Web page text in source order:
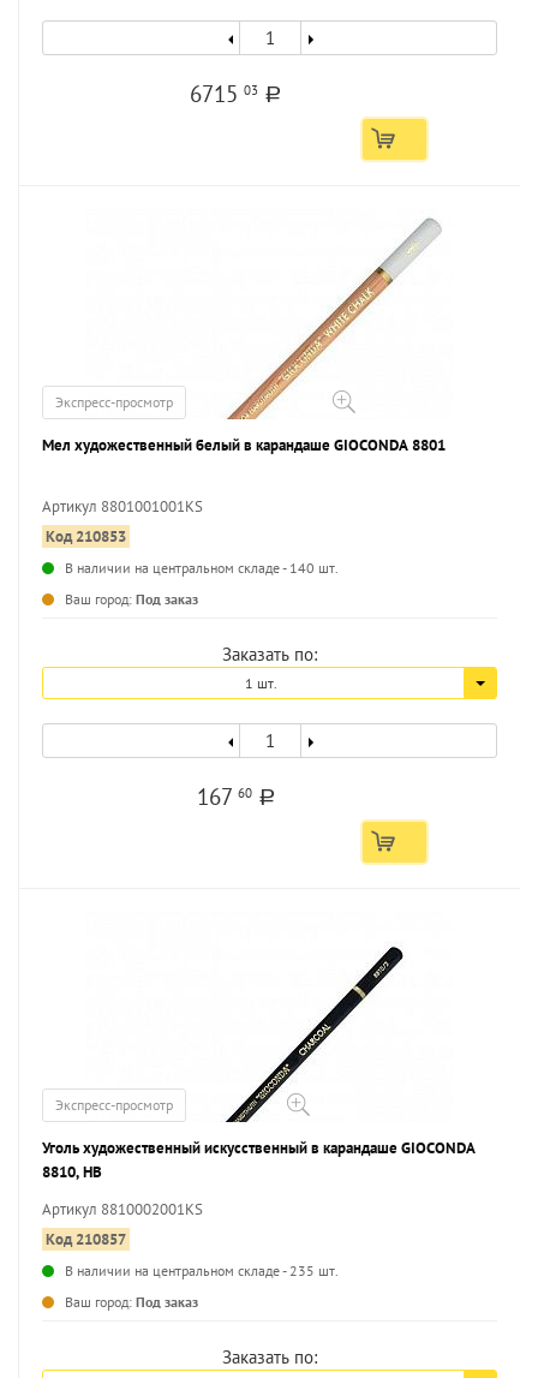
671503 a
Экспресс-просмотр
Мел художественный белый в карандаше GIOCONDA 8801
Артикул 8801001001KS
Код 210853
В наличии на центральном складе - 140 шт.
Ваш город: Под заказ
Заказать по:
1 шт.
167 60 a
Экспресс-просмотр
Уголь художественный искусственный в карандаше GIOCONDA
8810, HB
Артикул 8810002001KS
Код 210857
В наличии на центральном складе - 235 шт.
Ваш город: Под заказ
Заказать по: